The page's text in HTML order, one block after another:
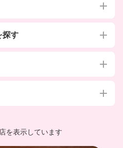
探す
を表示しています